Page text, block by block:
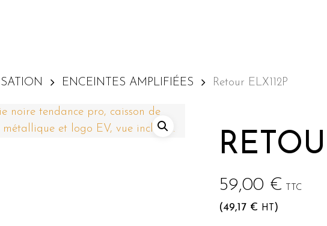
lancer la recherche ou sur Echap pour annuler
ENCEINTES AMPLIFIÉES Retour ELX112P
59,00 € TTC
(49,17 € HT )